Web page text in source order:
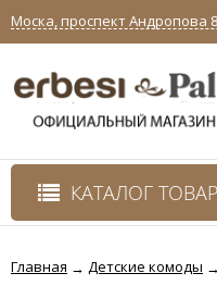
Моска, проспект Андропова
КАТАЛОГ
Главная → Детские комоды →